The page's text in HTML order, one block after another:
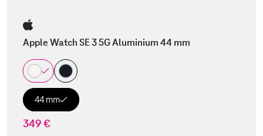
Apple Watch SE 3 5G Aluminium 44 mm
44 mm
349 €